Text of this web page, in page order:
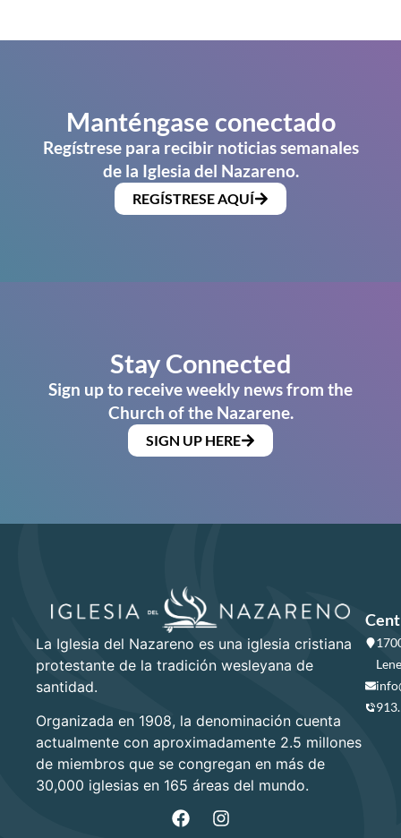
Manténgase conectado
Regístrese para recibir noticias semanales
de la Iglesia del Nazareno.
REGÍSTRESE AQUÍ
Stay Connected
Sign up to receive weekly news from the
Church of the Nazarene.
SIGN UP HERE
La Iglesia del Nazareno es una iglesia cristiana
protestante de la tradición wesleyana de
santidad.
Organizada en 1908, la denominación cuenta
actualmente con aproximadamente 2.5 millones
de miembros que se congregan en más de
30,000 iglesias en 165 áreas del mundo.